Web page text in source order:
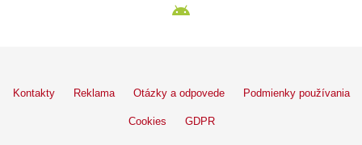
Kontakty Reklama Otázky a odpovede Podmienky používania
Cookies GDPR